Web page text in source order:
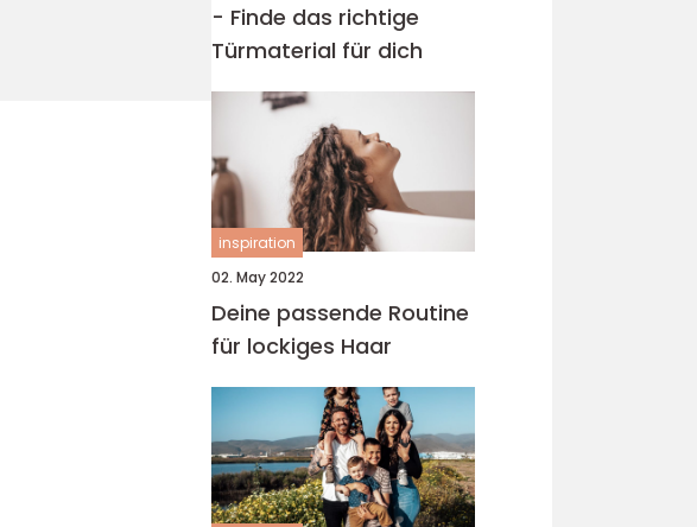
- Finde das richtige
Türmaterial für dich
inspiration
02. May 2022
Deine passende Routine
für lockiges Haar